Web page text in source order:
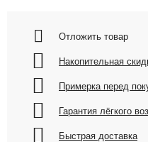
Отложить товар
Накопительная
Примерка перед
Гарантия лёгкого
Быстрая доставка